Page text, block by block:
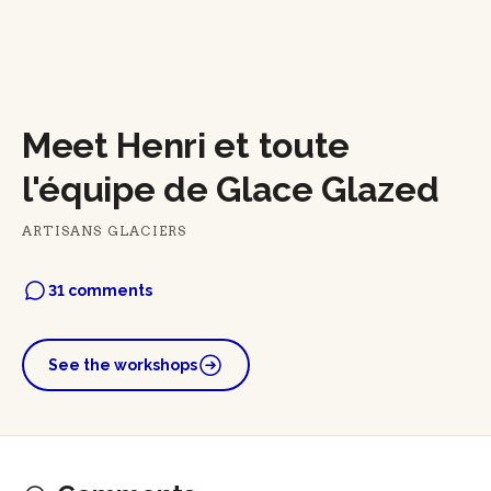
Meet Henri et toute
l'équipe de Glace Glazed
ARTISANS GLACIERS
31 comments
See the workshops